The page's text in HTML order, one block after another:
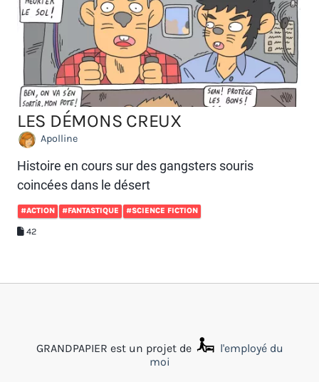
LES DÉMONS CREUX
Apolline
Histoire en cours sur des gangsters souris
coincées dans le désert
#ACTION #FANTASTIQUE #SCIENCE FICTION
42
GRANDPAPIER est un projet de
l'employé du
moi